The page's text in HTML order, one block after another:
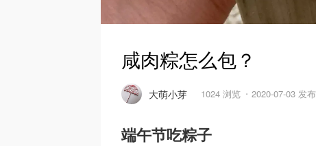
咸肉粽怎么包？
大萌小芽 1024 浏览 2020-07-03 发布
端午节吃粽子